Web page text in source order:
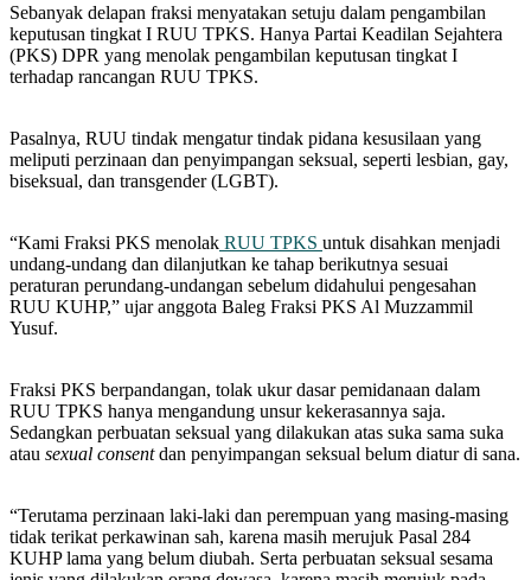
Sebanyak delapan fraksi menyatakan setuju dalam pengambilan
keputusan tingkat I RUU TPKS. Hanya Partai Keadilan Sejahtera
(PKS) DPR yang menolak pengambilan keputusan tingkat I
terhadap rancangan RUU TPKS.
Pasalnya, RUU tindak mengatur tindak pidana kesusilaan yang
meliputi perzinaan dan penyimpangan seksual, seperti lesbian, gay,
biseksual, dan transgender (LGBT).
“Kami Fraksi PKS menolak RUU TPKS untuk disahkan menjadi
undang-undang dan dilanjutkan ke tahap berikutnya sesuai
peraturan perundang-undangan sebelum didahului pengesahan
RUU KUHP,” ujar anggota Baleg Fraksi PKS Al Muzzammil
Yusuf.
Fraksi PKS berpandangan, tolak ukur dasar pemidanaan dalam
RUU TPKS hanya mengandung unsur kekerasannya saja.
Sedangkan perbuatan seksual yang dilakukan atas suka sama suka
atau sexual consentdan penyimpangan seksual belum diatur di sana.
“Terutama perzinaan laki-laki dan perempuan yang masing-masing
tidak terikat perkawinan sah, karena masih merujuk Pasal 284
KUHP lama yang belum diubah. Serta perbuatan seksual sesama